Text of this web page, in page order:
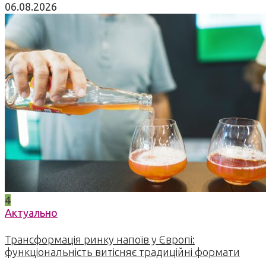
06.08.2026
4
Актуально
Трансформація ринку напоїв у Європі:
функціональність витісняє традиційні формати